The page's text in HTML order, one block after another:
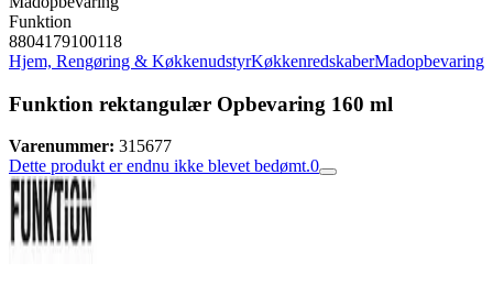
Funktion
8804179100118
Hjem, Rengøring & KøkkenudstyrKøkkenredskaberMadopbevaring
Funktion rektangulær Opbevaring 160 ml
Varenummer: 315677
Dette produkt er endnu ikke blevet bedømt.0